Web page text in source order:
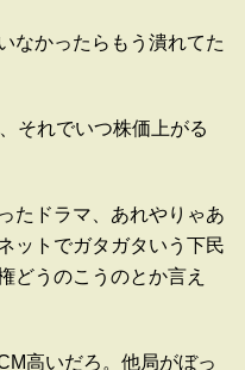
なかったらもう潰れてた
それでいつ株価上がる
たドラマ、あれやりゃあ
ットでガタガタいう下民
どうのこうのとか言え
高いだろ。他局がぼっ